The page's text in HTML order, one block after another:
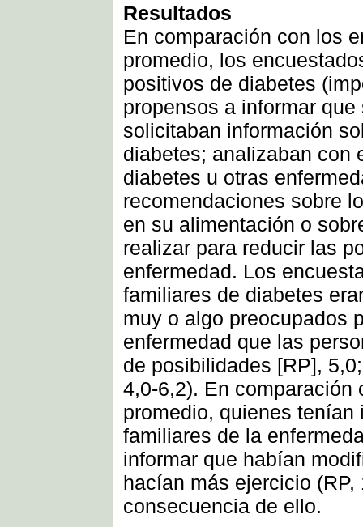
Resultados
En comparación con los
promedio, los
positivos de diabetes
propensos a informar
solicitaban información
diabetes; analizaban con
diabetes u otras
recomendaciones sobre
en su alimentación o
realizar para reducir las
enfermedad. Los
familiares de diabetes
muy o algo preocupados
enfermedad que las
de posibilidades [RP],
4,0-6,2). En comparación
promedio, quienes
familiares de la
informar que habían
hacían más ejercicio
consecuencia de ello.